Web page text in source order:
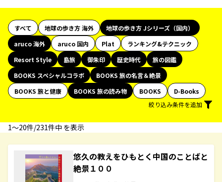
すべて 地球の歩き方 海外
地球の歩き方 Jシリーズ（国内）
aruco 海外
aruco 国内 Plat
ランキング&テクニック
Resort Style
島旅 御朱印 歴史時代
旅の図鑑
BOOKS スペシャルコラボ
BOOKS 旅の名言＆絶景
BOOKS 旅と健康
BOOKS 旅の読み物 BOOKS
D-Books
絞り込み条件を追加
1〜20件/231件中 を表示
悠久の教えをひもとく中国のことばと
絶景１００